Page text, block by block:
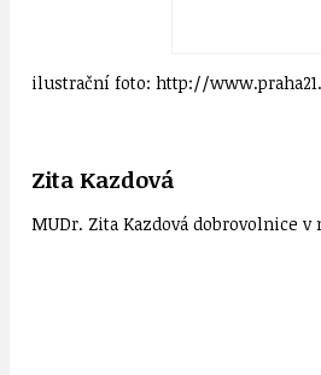
ilustrační foto: http://
Zita Kazdová
MUDr. Zita Kazdová dobrovolnice